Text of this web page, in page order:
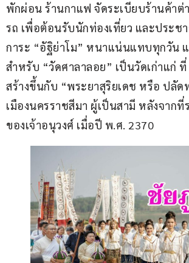
พักผ่อน ร้านกาแฟ จัดระเบียบร้านค้าต่
รถ เพื่อต้อนรับนักท่องเที่ยว และประช
การะ “อัฐิย่าโม” หนาแน่นแทบทุกวัน แ
สำหรับ “วัดศาลาลอย” เป็นวัดเก่าแก่
สร้างขึ้นกับ “พระยาสุริยเดช หรือ ปลัด
เมืองนครราชสีมา ผู้เป็นสามี หลังจาก
ของเจ้าอนุวงศ์ เมื่อปี พ.ศ. 2370